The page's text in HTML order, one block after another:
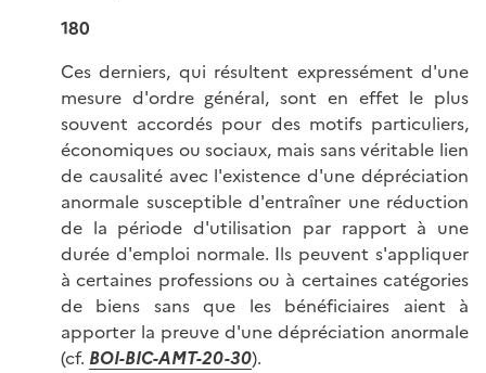
180
Ces derniers, qui résultent expressément d'une
mesure d'ordre général, sont en effet le plus
souvent accordés pour des motifs particuliers,
économiques ou sociaux, mais sans véritable lien
de causalité avec l'existence d'une dépréciation
anormale susceptible d'entraîner une réduction
de la période d'utilisation par rapport à une
durée d'emploi normale. Ils peuvent s'appliquer
à certaines professions ou à certaines catégories
de biens sans que les bénéficiaires aient à
apporter la preuve d'une dépréciation anormale
(cf. BOI-BIC-AMT-20-30).